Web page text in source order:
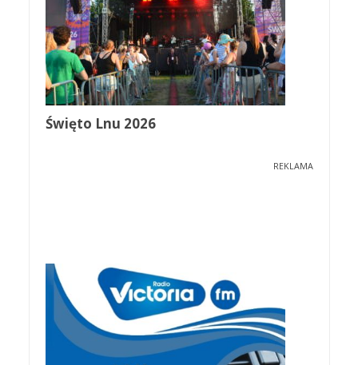
Święto Lnu 2026
REKLAMA